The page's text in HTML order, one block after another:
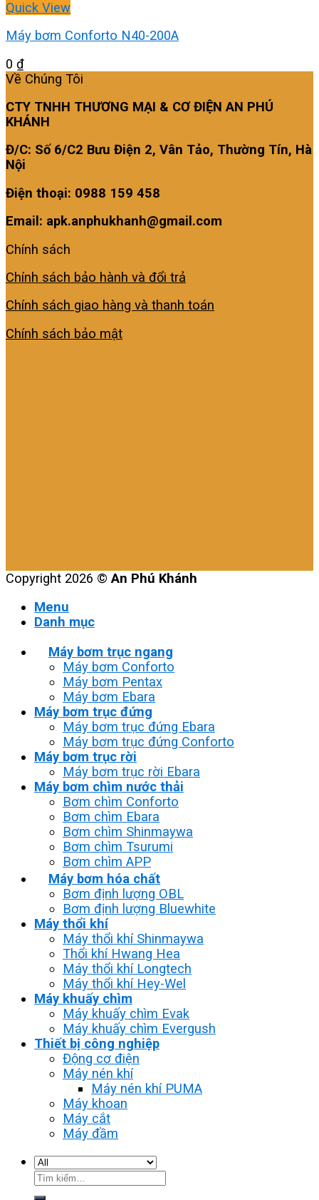
Quick View
Máy bơm Conforto N40-200A
0 ₫
Về Chúng Tôi
CTY TNHH THƯƠNG MẠI & CƠ ĐIỆN AN PHÚ
KHÁNH
Đ/C: Số 6/C2 Bưu Điện 2, Vân Tảo, Thường Tín, Hà
Nội
Điện thoại: 0988 159 458
Email: apk.anphukhanh@gmail.com
Chính sách
Chính sách bảo hành và đổi trả
Chính sách giao hàng và thanh toán
Chính sách bảo mật
Copyright 2026 © An Phú Khánh
Menu
Danh mục
Máy bơm trục ngang
Máy bơm Conforto
Máy bơm Pentax
Máy bơm Ebara
Máy bơm trục đứng
Máy bơm trục đứng Ebara
Máy bơm trục đứng Conforto
Máy bơm trục rời
Máy bơm trục rời Ebara
Máy bơm chìm nước thải
Bơm chìm Conforto
Bơm chìm Ebara
Bơm chìm Shinmaywa
Bơm chìm Tsurumi
Bơm chìm APP
Máy bơm hóa chất
Bơm định lượng OBL
Bơm định lượng Bluewhite
Máy thổi khí
Máy thổi khí Shinmaywa
Thổi khí Hwang Hea
Máy thổi khí Longtech
Máy thổi khí Hey-Wel
Máy khuấy chìm
Máy khuấy chìm Evak
Máy khuấy chìm Evergush
Thiết bị công nghiệp
Động cơ điện
Máy nén khí
Máy nén khí PUMA
Máy khoan
Máy cắt
Máy đầm
Tìm